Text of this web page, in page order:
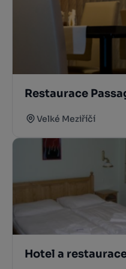
Restaurace
Velké Meziříčí
Hotel a